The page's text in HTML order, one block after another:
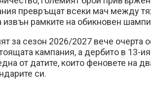
превръщат всеки мач между
извън рамките на обикновен
за сезон 2026/2027 вече очерта
кампания, а дербито в 13-
от датите, които феновете на
си.